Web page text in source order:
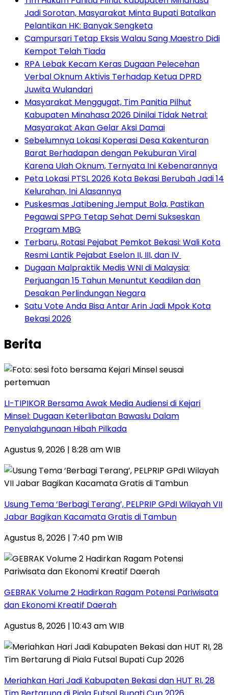
Jadi Sorotan, Masyarakat Minta Bupati Batalkan
Pelantikan HK: Banyak Sengketa
Campursari Tetap Eksis Walau Sang Maestro Didi
Kempot Telah Tiada
RPA Lebak Kecam Keras Dugaan Pelecehan
Verbal Oknum Aktivis Terhadap Ketua DPRD
Juwita Wulandari
Masyarakat Menggugat, Tim Panitia Pilhut
Kabupaten Minahasa 2026 Dinilai Tidak Netral:
Masyarakat Akan Gelar Aksi Damai
Sebelumnya Lokasi Koperasi Desa Kakenturan
Barat Berhadapan dengan Pekuburan Viral
Karena Ulah Oknum, Ternyata Ini Kebenarannya
Peta Lokasi PTSL 2026 Kota Bekasi Berubah Jadi 14
Kelurahan, Ini Alasannya
Puskesmas Jatibening Jemput Bola, Pastikan
Pegawai SPPG Tetap Sehat Demi Sukseskan
Program MBG
‎Terbaru, Rotasi Pejabat Pemkot Bekasi: Wali Kota
Resmi Lantik Pejabat Eselon II, III, dan IV ‎
‎Dugaan Malpraktik Medis WNI di Malaysia:
Perjuangan 15 Tahun Menuntut Keadilan dan
Desakan Perlindungan Negara
Satu Vote Anda Bisa Antar Arin Jadi Mpok Kota
Bekasi 2026
Berita
LI-TIPIKOR Bersama Awak Media Audiensi di Kejari
Minsel: Dugaan Keterlibatan Bawaslu Dalam
Penyalahgunaan Hibah Pilkada
Agustus 9, 2026 | 8:28 am WIB
‎Usung Tema ‘Berbagi Terang’, PELPRIP GPdI Wilayah VII
Jabar Bagikan Kacamata Gratis di Tambun
Agustus 8, 2026 | 7:40 pm WIB
GEBRAK Volume 2 Hadirkan Ragam Potensi Pariwisata
dan Ekonomi Kreatif Daerah
Agustus 8, 2026 | 10:43 am WIB
Meriahkan Hari Jadi Kabupaten Bekasi dan HUT RI, 28